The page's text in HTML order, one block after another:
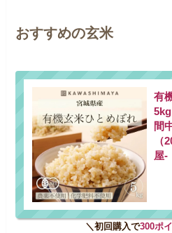
おすすめの玄米
有
間
（
屋-
＼初回購入で300ポ